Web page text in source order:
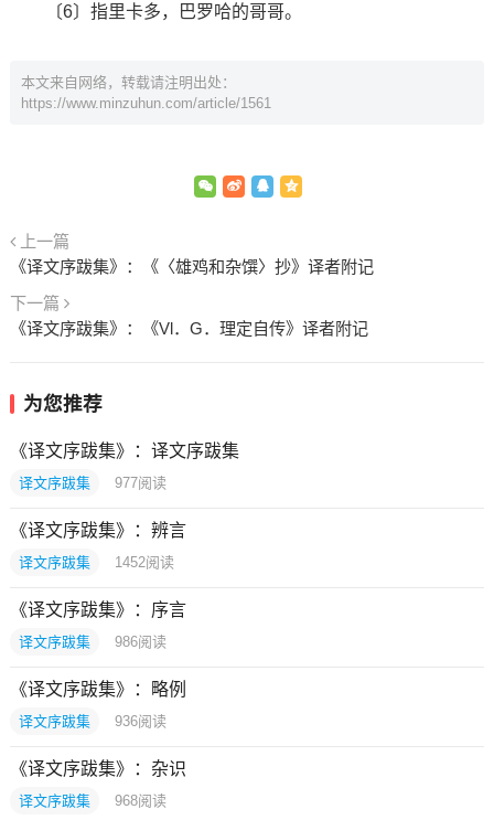
〔6〕指里卡多，巴罗哈的哥哥。
本文来自网络，转载请注明出处：
https://www.minzuhun.com/article/1561
上一篇
《译文序跋集》：《〈雄鸡和杂馔〉抄》译者附记
下一篇
《译文序跋集》：《Vl．G．理定自传》译者附记
为您推荐
《译文序跋集》：译文序跋集
译文序跋集 977阅读
《译文序跋集》：辨言
译文序跋集 1452阅读
《译文序跋集》：序言
译文序跋集 986阅读
《译文序跋集》：略例
译文序跋集 936阅读
《译文序跋集》：杂识
译文序跋集 968阅读